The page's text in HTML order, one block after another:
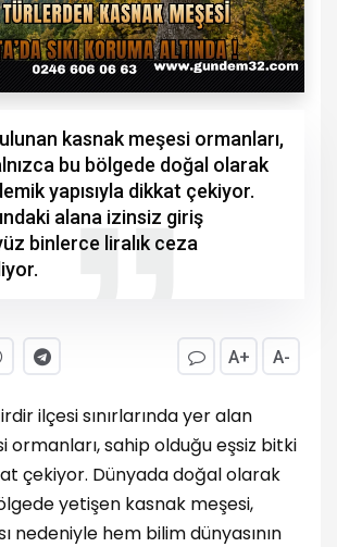
kasnak meşesi ormanları,
bu bölgede doğal olarak
yapısıyla dikkat çekiyor.
alana izinsiz giriş
binlerce liralık ceza
A+ A-
ilçesi sınırlarında yer alan
ormanları, sahip olduğu eşsiz bitki
çekiyor. Dünyada doğal olarak
yetişen kasnak meşesi,
nedeniyle hem bilim dünyasının